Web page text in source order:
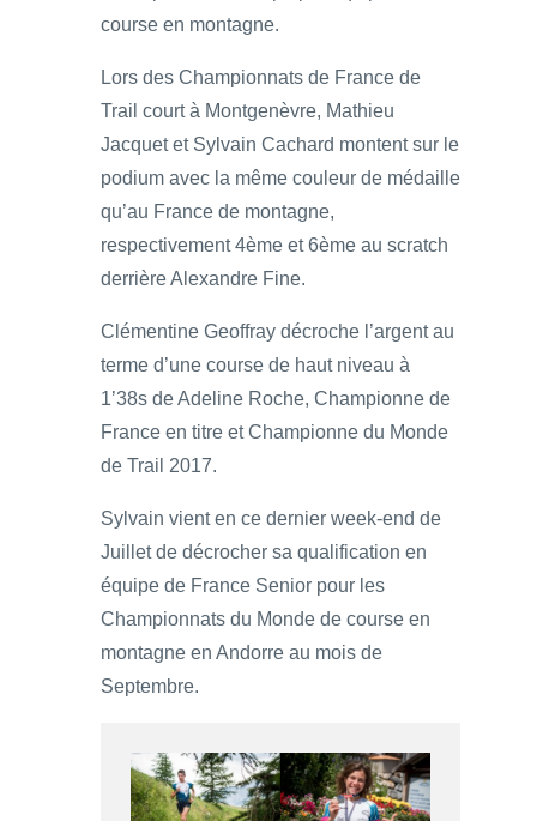
course en montagne.
Lors des Championnats de France de
Trail court à Montgenèvre, Mathieu
Jacquet et Sylvain Cachard montent sur le
podium avec la même couleur de médaille
qu’au France de montagne,
respectivement 4ème et 6ème au scratch
derrière Alexandre Fine.
Clémentine Geoffray décroche l’argent au
terme d’une course de haut niveau à
1’38s de Adeline Roche, Championne de
France en titre et Championne du Monde
de Trail 2017.
Sylvain vient en ce dernier week-end de
Juillet de décrocher sa qualification en
équipe de France Senior pour les
Championnats du Monde de course en
montagne en Andorre au mois de
Septembre.